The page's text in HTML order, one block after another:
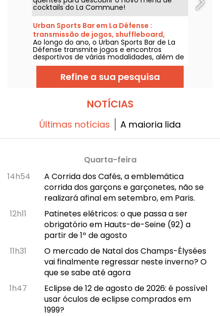
cocktails do La Commune!
Urban Sports Bar em La Défense :
transmissão de jogos, shuffleboard,
dardos, futebol
Ao longo do ano, o Urban Sports Bar de La
Défense transmite jogos e encontros
desportivos de várias modalidades, além de
oferecer uma área lúdica com shuffleboard,
dardos, futebol 5 e tênis de mesa.
Refine a sua pesquisa
NOTÍCIAS
Últimas notícias A maioria lida
Quarta-feira
14h54
A Corrida dos Cafés, a emblemática
corrida dos garçons e garçonetes, não se
realizará afinal em setembro, em Paris.
12h11
Patinetes elétricos: o que passa a ser
obrigatório em Hauts-de-Seine (92) a
partir de 1º de agosto
11h31
O mercado de Natal dos Champs-Élysées
vai finalmente regressar neste inverno? O
que se sabe até agora
1h47
Eclipse de 12 de agosto de 2026: é possível
usar óculos de eclipse comprados em
1999?